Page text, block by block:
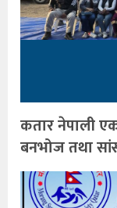
कतार नेपाली
बनभोज तथा